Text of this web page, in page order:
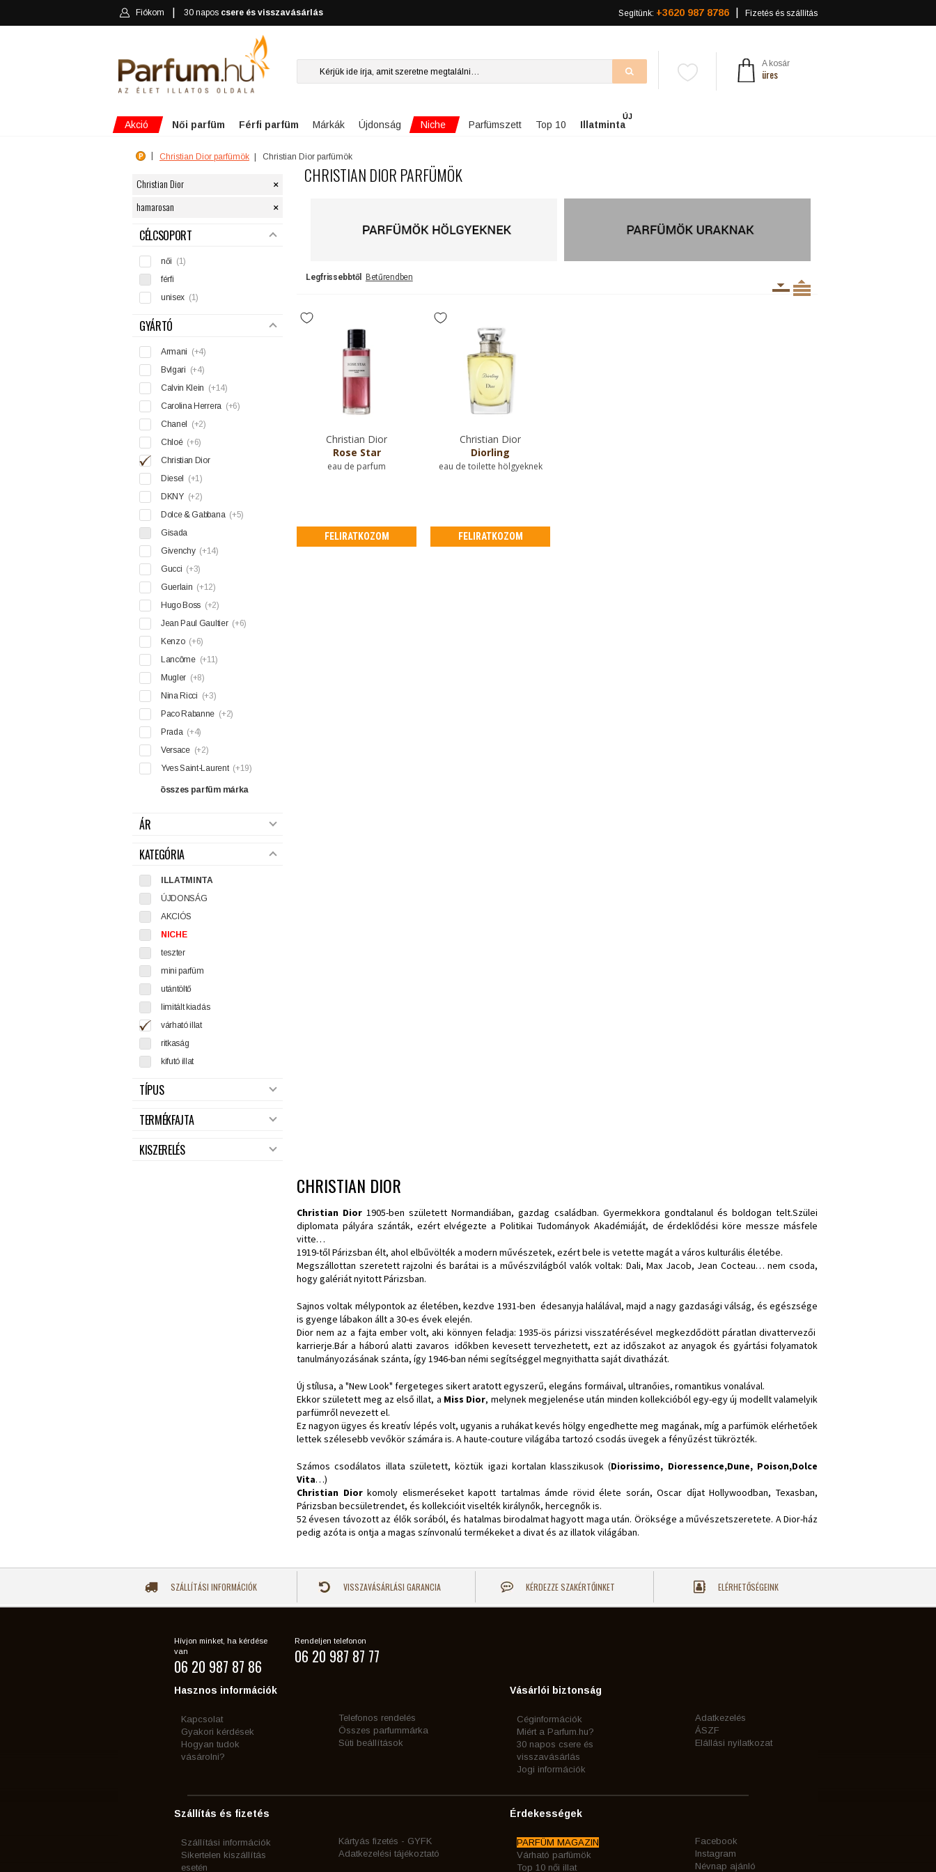
Fiókom 30 napos csere és visszavásárlás Segítünk: +3620 987 8786 Fizetés és szállítás
A kosár
üres
Akció Női parfüm Férfi parfüm Márkák Újdonság Niche Parfümszett Top 10 Illatminta
ÚJ
Christian Dior parfümök Christian Dior parfümök
Christian Dior ×
hamarosan ×
SZŰRÉS
CÉLCSOPORT
női (1)
férfi
unisex (1)
GYÁRTÓ
Armani (+4)
Bvlgari (+4)
Calvin Klein (+14)
Carolina Herrera (+6)
Chanel
(+2)
Chloé (+6)
Christian Dior
Diesel
(+1)
DKNY (+2)
Dolce & Gabbana (+5)
Gisada
Givenchy (+14)
Gucci (+3)
Guerlain (+12)
Hugo Boss (+2)
Jean Paul Gaultier (+6)
Kenzo (+6)
Lancôme (+11)
Mugler (+8)
Nina Ricci (+3)
Paco Rabanne (+2)
Prada (+4)
Versace (+2)
Yves Saint-Laurent (+19)
összes parfüm márka
ÁR
KATEGÓRIA
ILLATMINTA
ÚJDONSÁG
AKCIÓS
NICHE
teszter
mini parfüm
utántöltő
limitált kiadás
várható illat
ritkaság
kifutó illat
TÍPUS
TERMÉKFAJTA
KISZERELÉS
CHRISTIAN DIOR PARFÜMÖK
Legfrissebbtől Betűrendben
Christian Dior
Rose Star
eau de parfum
FELIRATKOZOM
Christian Dior
Diorling
eau de toilette hölgyeknek
FELIRATKOZOM
CHRISTIAN DIOR
Christian Dior 1905-ben született Normandiában, gazdag családban. Gyermekkora gondtalanul és boldogan telt.Szülei
diplomata pályára szánták, ezért elvégezte a Politikai Tudományok Akadémiáját, de érdeklődési köre messze másfele
vitte…
1919-től Párizsban élt, ahol elbűvölték a modern művészetek, ezért bele is vetette magát a város kulturális életébe.
Megszállottan szeretett rajzolni és barátai is a művészvilágból valók voltak: Dali, Max Jacob, Jean Cocteau… nem csoda,
hogy galériát nyitott Párizsban.
Sajnos voltak mélypontok az életében, kezdve 1931-ben édesanyja halálával, majd a nagy gazdasági válság, és egészsége
is gyenge lábakon állt a 30-es évek elején.
Dior nem az a fajta ember volt, aki könnyen feladja: 1935-ös párizsi visszatérésével megkezdődött páratlan divattervezői
karrierje.Bár a háború alatti zavaros időkben kevesett tervezhetett, ezt az időszakot az anyagok és gyártási folyamatok
tanulmányozásának szánta, így 1946-ban némi segítséggel megnyithatta saját divatházát.
Új stílusa, a "New Look" fergeteges sikert aratott egyszerű, elegáns formáival, ultranőies, romantikus vonalával.
Ekkor született meg az első illat, a Miss Dior, melynek megjelenése után minden kollekcióból egy-egy új modellt valamelyik
parfümről nevezett el.
Ez nagyon ügyes és kreatív lépés volt, ugyanis a ruhákat kevés hölgy engedhette meg magának, míg a parfümök elérhetőek
lettek szélesebb vevőkör számára is. A haute-couture világába tartozó csodás üvegek a fényűzést tükrözték.
Számos csodálatos illata született, köztük igazi kortalan klasszikusok (Diorissimo, Dioressence,Dune, Poison,Dolce
Vita…)
Christian Diorkomoly elismeréseket kapott tartalmas ámde rövid élete során, Oscar díjat Hollywoodban, Texasban,
Párizsban becsületrendet, és kollekcióit viselték királynők, hercegnők is.
52 évesen távozott az élők sorából, és hatalmas birodalmat hagyott maga után. Öröksége a művészetszeretete. A Dior-ház
pedig azóta is ontja a magas színvonalú termékeket a divat és az illatok világában.
SZÁLLÍTÁSI INFORMÁCIÓK VISSZAVÁSÁRLÁSI GARANCIA KÉRDEZZE SZAKÉRTŐINKET ELÉRHETŐSÉGEINK
Hívjon minket, ha kérdése
van
06 20 987 87 86
Rendeljen telefonon
06 20 987 87 77
Hasznos információk
Kapcsolat
Gyakori kérdések
Hogyan tudok
vásárolni?
Telefonos rendelés
Összes parfummárka
Süti beállítások
Vásárlói biztonság
Céginformációk
Miért a Parfum.hu?
30 napos csere és
visszavásárlás
Jogi információk
Adatkezelés
ÁSZF
Elállási nyilatkozat
Szállítás és fizetés
Szállítási információk
Sikertelen kiszállítás
esetén
Kártyás fizetés - GYFK
Adatkezelési tájékoztató
Érdekességek
PARFÜM MAGAZIN
Várható parfümök
Top 10 női illat
Facebook
Instagram
Névnap ajánló